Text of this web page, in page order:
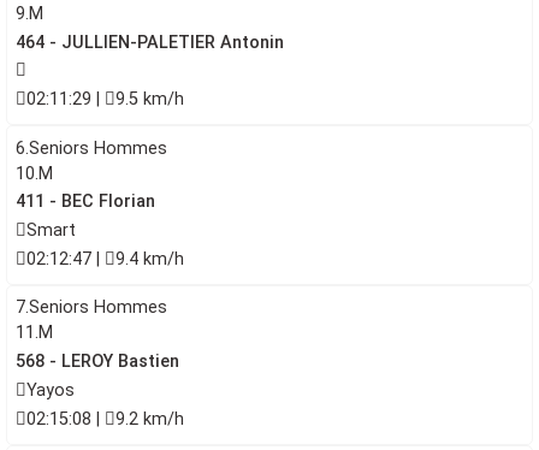
9.M
464 - JULLIEN-PALETIER Antonin
02:11:29 | 9.5 km/h
6.Seniors Hommes
10.M
411 - BEC Florian
Smart
02:12:47 |
9.4 km/h
7.Seniors Hommes
11.M
568 - LEROY Bastien
Yayos
02:15:08 |
9.2 km/h